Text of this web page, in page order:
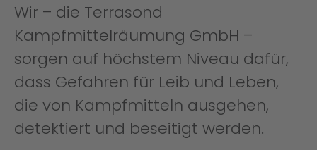
Wir – die Terrasond
Kampfmittelräumung GmbH –
sorgen auf höchstem Niveau dafür,
dass Gefahren für Leib und Leben,
die von Kampfmitteln ausgehen,
detektiert und beseitigt werden.